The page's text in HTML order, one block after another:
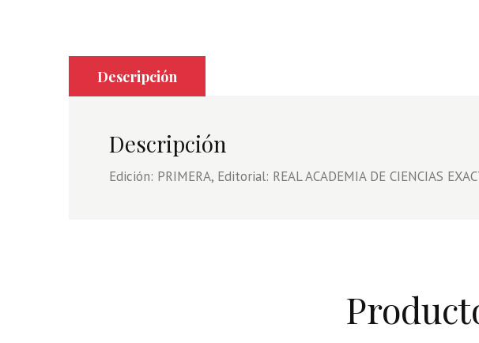
Descripción
Descripción
Edición: PRIMERA, Editorial: REAL ACADEMIA DE CIENCIAS